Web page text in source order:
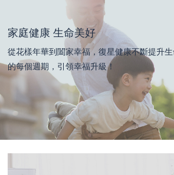
家庭健康 生命美好
從花樣年華到闔家幸福，復星健康不斷提升
的每個週期，引領幸福升級！